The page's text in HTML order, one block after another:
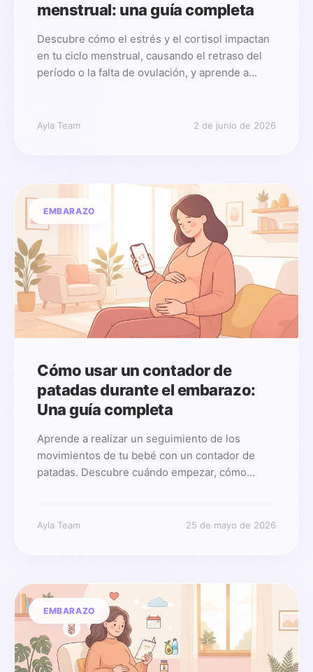
menstrual: una guía completa
Descubre cómo el estrés y el cortisol impactan
en tu ciclo menstrual, causando el retraso del
período o la falta de ovulación, y aprende a
Ayla Team 2 de junio de 2026
EMBARAZO
Cómo usar un contador de
patadas durante el embarazo:
Una guía completa
Aprende a realizar un seguimiento de los
movimientos de tu bebé con un contador de
patadas. Descubre cuándo empezar, cómo
Ayla Team 25 de mayo de 2026
EMBARAZO